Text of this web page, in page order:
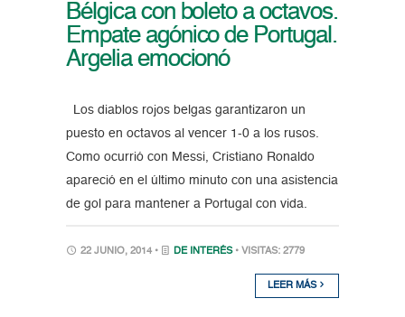
Bélgica con boleto a octavos.
Empate agónico de Portugal.
Argelia emocionó
Los diablos rojos belgas garantizaron un
puesto en octavos al vencer 1-0 a los rusos.
Como ocurrió con Messi, Cristiano Ronaldo
apareció en el último minuto con una asistencia
de gol para mantener a Portugal con vida.
22 JUNIO, 2014 • DE INTERÉS • VISITAS: 2779
LEER MÁS